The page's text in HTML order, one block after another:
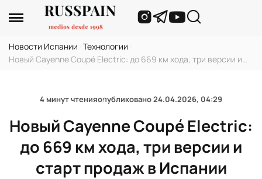
Новости Испании Технологии
Новый Cayenne Coupé Electric: до 669 км хода, три версии и
4 минут чтенияопубликовано24.04.2026, 04:29
Новый Cayenne Coupé Electric:
до 669 км хода, три версии и
старт продаж в Испании